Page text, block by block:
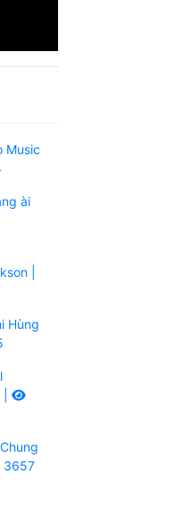
Music
ài
|
Hùng
3657